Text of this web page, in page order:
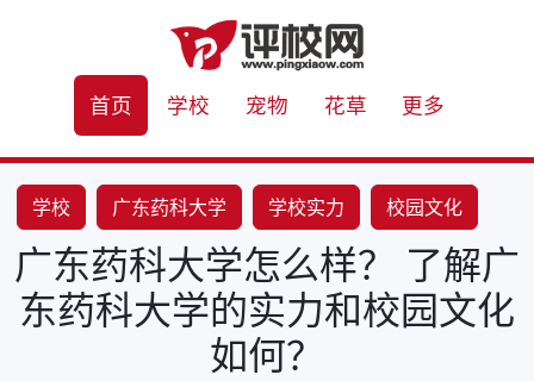
首页 学校 宠物 花草 更多
学校 广东药科大学 学校实力 校园文化
广东药科大学怎么样？ 了解广
东药科大学的实力和校园文化
如何？